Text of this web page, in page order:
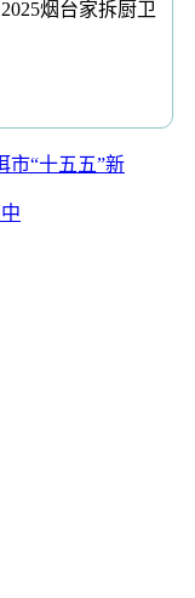
烟台家拆厨卫
市“十五五”新